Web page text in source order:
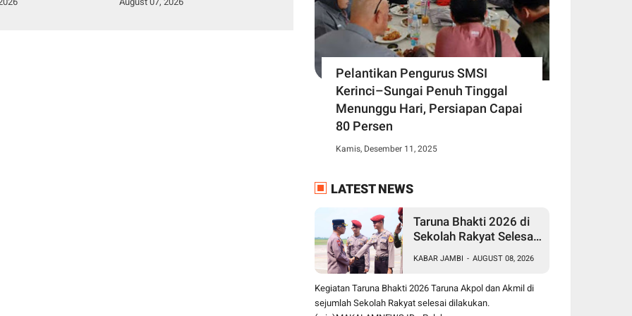
Pelantikan Pengurus SMSI
Kerinci–Sungai Penuh Tinggal
Menunggu Hari, Persiapan Capai
80 Persen
Kamis, Desember 11, 2025
LATEST NEWS
Taruna Bhakti 2026 di
Sekolah Rakyat Selesai,
Menggunakan Hercules
A-7305
KABAR JAMBI - AUGUST 08, 2026
Kegiatan Taruna Bhakti 2026 Taruna Akpol dan Akmil di
sejumlah Sekolah Rakyat selesai dilakukan.